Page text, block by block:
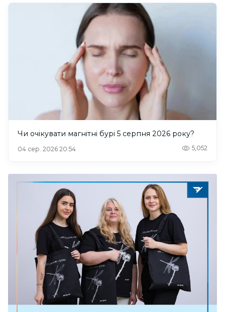
Чи очікувати магнітні бурі 5 серпня 2026 року?
04 сер. 2026 20:54 5,052